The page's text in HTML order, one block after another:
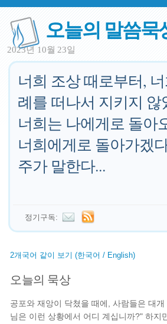
오늘의 말씀묵
2023년 10월 23일
너희 조상 때로부터,
례를 떠나서 지키지 않
너희는 나에게로 돌아
너희에게로 돌아가겠
주가 말한다...
정기구독:
2개국어 같이 보기 (한국어 / English)
오늘의 묵상
공포와 재앙이 닥쳤을 때에, 사람들은 대
님은 이런 상황에서 어디 계십니까?" 하지